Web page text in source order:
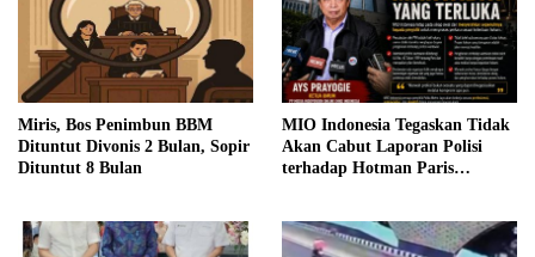
Miris, Bos Penimbun BBM
Dituntut Divonis 2 Bulan, Sopir
Dituntut 8 Bulan
MIO Indonesia Tegaskan Tidak
Akan Cabut Laporan Polisi
terhadap Hotman Paris